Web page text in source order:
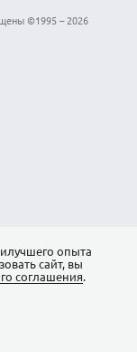
©1995 – 2026
опыта
сайт, вы
соглашения.